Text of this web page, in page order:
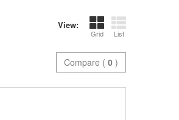
View:
Grid List
Compare ( 0 )